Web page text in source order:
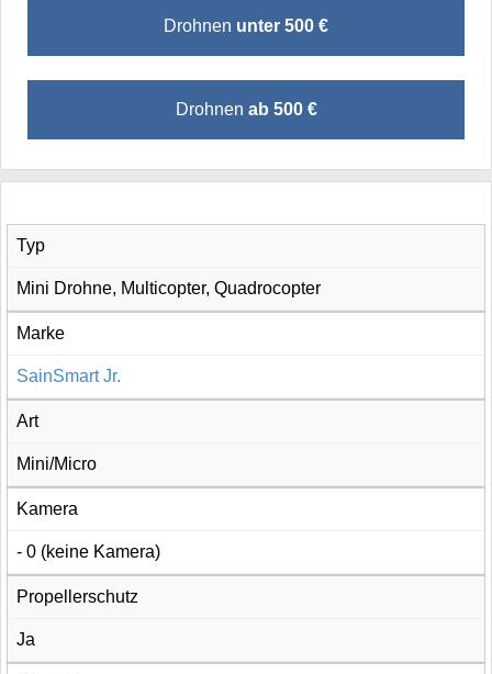
Drohnen unter 500 €
Drohnen ab 500 €
Typ
Mini Drohne, Multicopter, Quadrocopter
Marke
SainSmart Jr.
Art
Mini/Micro
Kamera
- 0 (keine Kamera)
Propellerschutz
Ja